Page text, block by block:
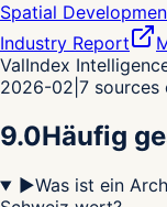
Spatial
Industry Report
ValIndex
2026-02 7 sources
9.0Häufig
▶Was ist ein